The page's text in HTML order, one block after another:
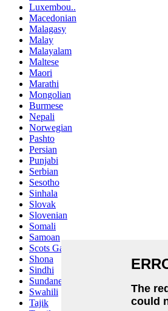
Luxembou..
Macedonian
Malagasy
Malay
Malayalam
Maltese
Maori
Marathi
Mongolian
Burmese
Nepali
Norwegian
Pashto
Persian
Punjabi
Serbian
Sesotho
Sinhala
Slovak
Slovenian
Somali
Samoan
Scots Gaelic
Shona
Sindhi
Sundanese
Swahili
Tajik